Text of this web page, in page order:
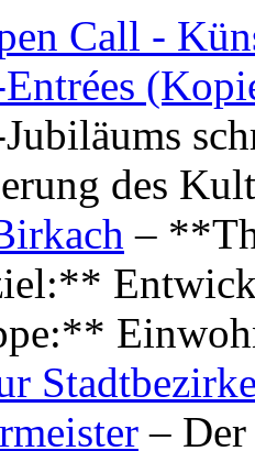
Call -
des
–
–